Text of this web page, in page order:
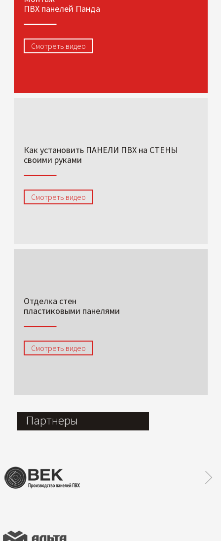
ПВХ панелей Панда
Смотреть видео
Как установить ПАНЕЛИ ПВХ на СТЕНЫ
своими руками
Смотреть видео
Отделка стен
пластиковыми панелями
Смотреть видео
Партнеры